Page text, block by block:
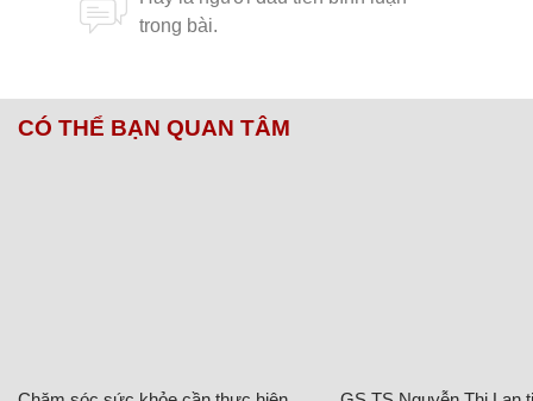
CÓ THỂ BẠN QUAN TÂM